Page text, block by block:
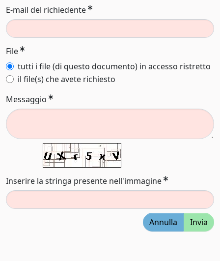
E-mail del richiedente
File
tutti i file (di questo documento) in accesso ristretto
il file(s) che avete richiesto
Messaggio
Inserire la stringa presente nell'immagine
Annulla Invia